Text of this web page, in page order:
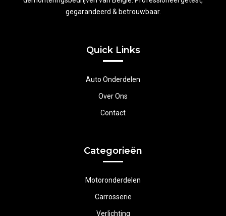
gegarandeerd & betrouwbaar.
Quick Links
Auto Onderdelen
Over Ons
Contact
Categorieën
Motoronderdelen
Carrosserie
Verlichting